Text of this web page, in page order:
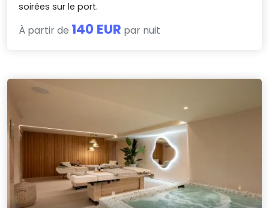
soirées sur le port.
À partir de 140 EUR par nuit